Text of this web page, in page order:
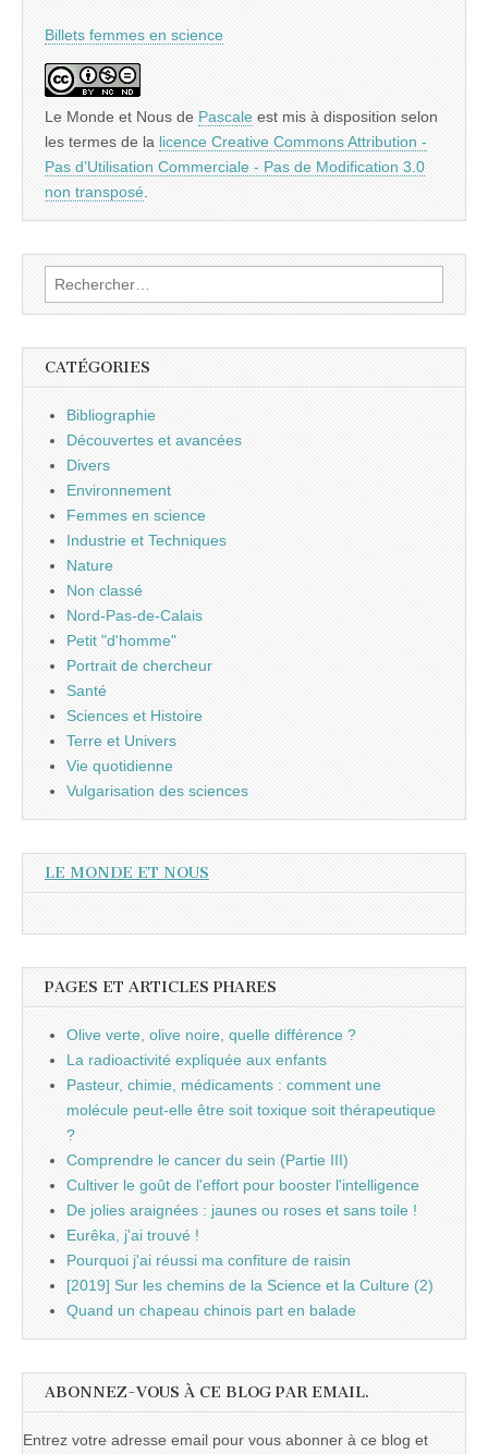
Billets femmes en science
Le Monde et Nous de Pascale est mis à disposition selon
les termes de la licence Creative Commons Attribution -
Pas d’Utilisation Commerciale - Pas de Modification 3.0
non transposé.
Rechercher :
CATÉGORIES
Bibliographie
Découvertes et avancées
Divers
Environnement
Femmes en science
Industrie et Techniques
Nature
Non classé
Nord-Pas-de-Calais
Petit "d'homme"
Portrait de chercheur
Santé
Sciences et Histoire
Terre et Univers
Vie quotidienne
Vulgarisation des sciences
LE MONDE ET NOUS
PAGES ET ARTICLES PHARES
Olive verte, olive noire, quelle différence ?
La radioactivité expliquée aux enfants
Pasteur, chimie, médicaments : comment une
molécule peut-elle être soit toxique soit thérapeutique
?
Comprendre le cancer du sein (Partie III)
Cultiver le goût de l'effort pour booster l'intelligence
De jolies araignées : jaunes ou roses et sans toile !
Eurêka, j'ai trouvé !
Pourquoi j'ai réussi ma confiture de raisin
[2019] Sur les chemins de la Science et la Culture (2)
Quand un chapeau chinois part en balade
ABONNEZ-VOUS À CE BLOG PAR EMAIL.
Entrez votre adresse email pour vous abonner à ce blog et